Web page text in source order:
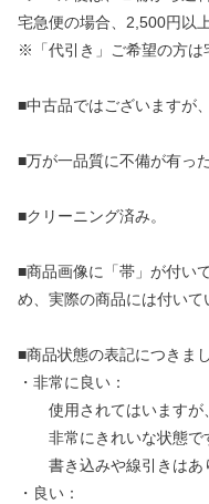
宅急便の場合、2,500円以
※「代引き」ご希望の方は
■中古品ではございますが
■万が一品質に不備が有っ
■クリーニング済み。
■商品画像に「帯」が付い
め、実際の商品には付いて
■商品状態の表記につきま
・非常に良い：
使用されてはいますが、
非常にきれいな状態で
書き込みや線引きはあ
・良い：